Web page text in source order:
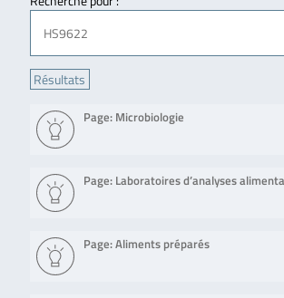
Page: Microbiologie
Page: Laboratoires d’analyses
Page: Aliments préparés